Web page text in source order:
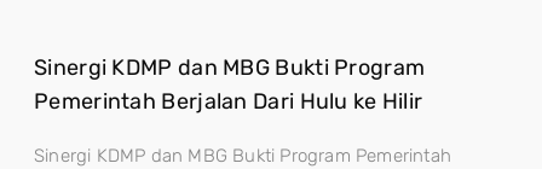
Sinergi KDMP dan MBG Bukti Program
Pemerintah Berjalan Dari Hulu ke Hilir
Sinergi KDMP dan MBG Bukti Program Pemerintah